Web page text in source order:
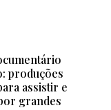
produções
assistir e
grandes